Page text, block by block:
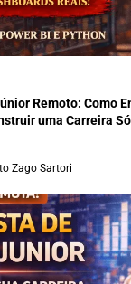
Remoto: Como
uma Carreira
Zago Sartori